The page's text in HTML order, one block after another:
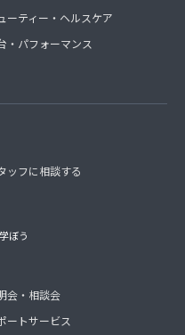
ーティー・ヘルスケア
・パフォーマンス
ッフに相談する
ぼう
会・相談会
ートサービス